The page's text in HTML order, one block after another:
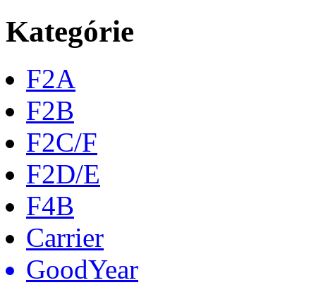
Kategórie
F2A
F2B
F2C/F
F2D/E
F4B
Carrier
GoodYear